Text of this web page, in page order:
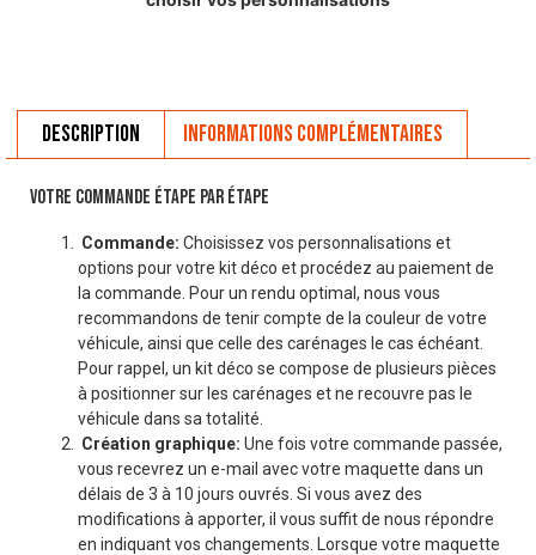
Description Informations complémentaires
VOTRE COMMANDE ÉTAPE PAR ÉTAPE
Commande: Choisissez vos personnalisations et
options pour votre kit déco et procédez au paiement de
la commande. Pour un rendu optimal, nous vous
recommandons de tenir compte de la couleur de votre
véhicule, ainsi que celle des carénages le cas échéant.
Pour rappel, un kit déco se compose de plusieurs pièces
à positionner sur les carénages et ne recouvre pas le
véhicule dans sa totalité.
Création graphique: Une fois votre commande passée,
vous recevrez un e-mail avec votre maquette dans un
délais de 3 à 10 jours ouvrés. Si vous avez des
modifications à apporter, il vous suffit de nous répondre
en indiquant vos changements. Lorsque votre maquette